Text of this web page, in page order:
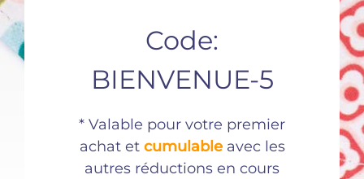
France
mouchoirs en
Code:
BIENVENUE-5
* Valable pour votre premier
achat et cumulableavec les
autres réductions en cours